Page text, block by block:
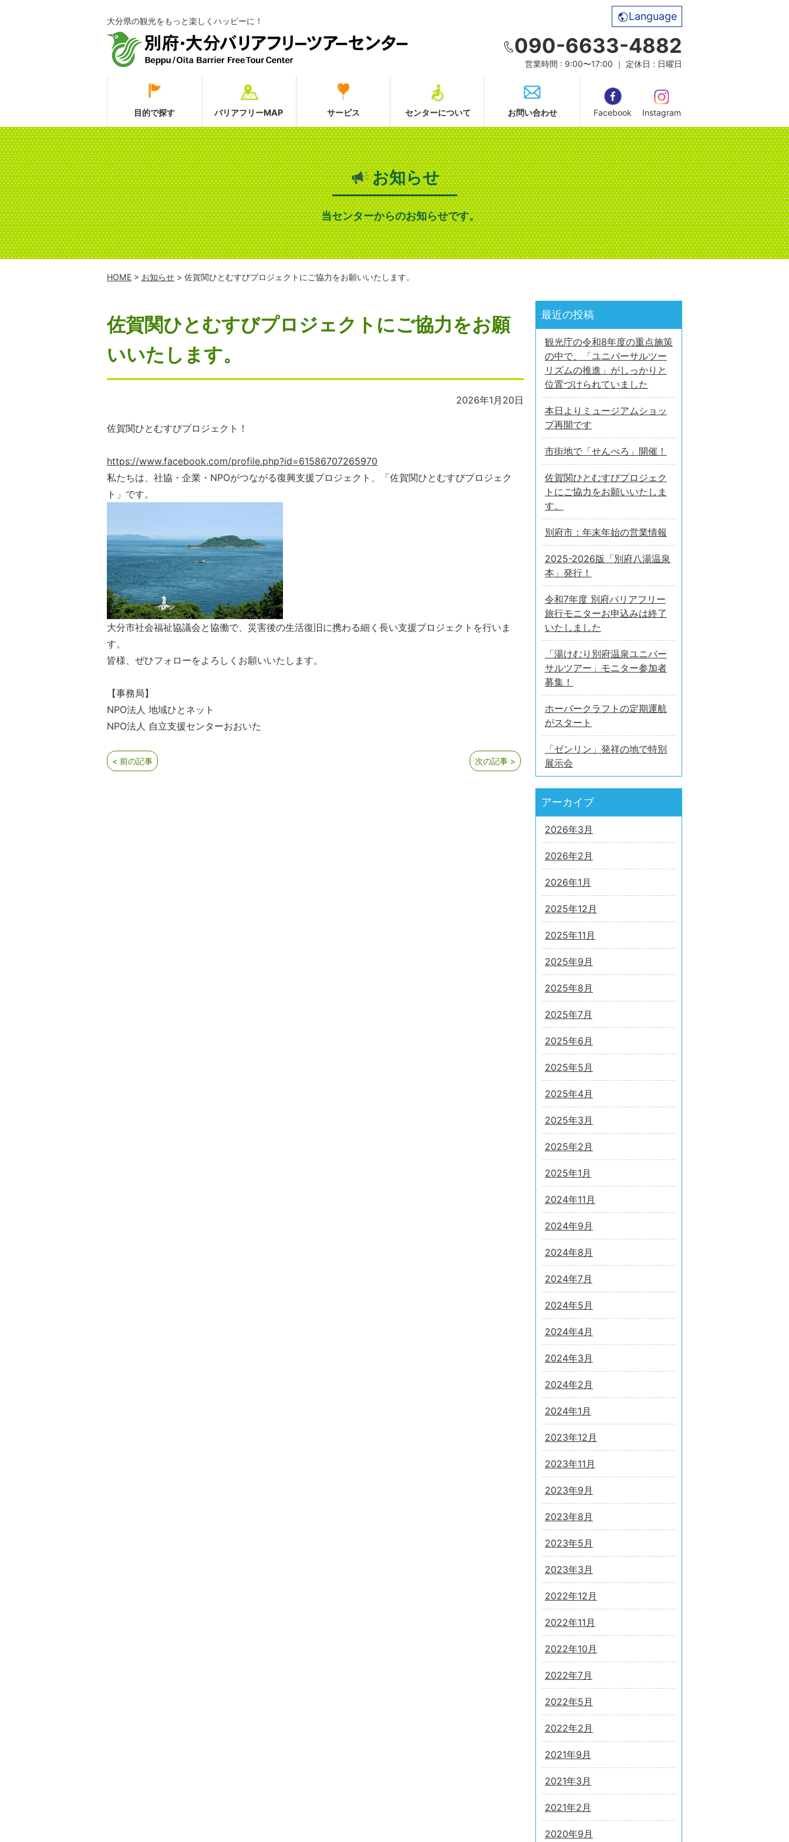
大分県の観光をもっと楽しくハッピーに！ Language
090-6633-4882
営業時間 : 9:00〜17:00 ｜ 定休日 : 日曜日
目的で探す バリアフリーMAP サービス センターについて お問い合わせ Facebook Instagram
お知らせ
当センターからのお知らせです。
HOME > お知らせ > 佐賀関ひとむすびプロジェクトにご協力をお願いいたします。
佐賀関ひとむすびプロジェクトにご協力をお願
いいたします。
2026年1月20日
佐賀関ひとむすびプロジェクト！
https://www.facebook.com/profile.php?id=61586707265970
私たちは、社協・企業・NPOがつながる復興支援プロジェクト、「佐賀関ひとむすびプロジェク
ト」です。
大分市社会福祉協議会と協働で、災害後の生活復旧に携わる細く長い支援プロジェクトを行いま
す。
皆様、ぜひフォローをよろしくお願いいたします。
【事務局】
NPO法人 地域ひとネット
NPO法人 自立支援センターおおいた
次の記事 >
< 前の記事
最近の投稿
観光庁の令和8年度の重点施策
の中で、「ユニバーサルツー
リズムの推進」がしっかりと
位置づけられていました
本日よりミュージアムショッ
プ再開です
市街地で「せんべろ」開催！
佐賀関ひとむすびプロジェク
トにご協力をお願いいたしま
す。
別府市：年末年始の営業情報
2025-2026版「別府八湯温泉
本」発行！
令和7年度 別府バリアフリー
旅行モニターお申込みは終了
いたしました
「湯けむり別府温泉ユニバー
サルツアー」モニター参加者
募集！
ホーバークラフトの定期運航
がスタート
「ゼンリン」発祥の地で特別
展示会
アーカイブ
2026年3月
2026年2月
2026年1月
2025年12月
2025年11月
2025年9月
2025年8月
2025年7月
2025年6月
2025年5月
2025年4月
2025年3月
2025年2月
2025年1月
2024年11月
2024年9月
2024年8月
2024年7月
2024年5月
2024年4月
2024年3月
2024年2月
2024年1月
2023年12月
2023年11月
2023年9月
2023年8月
2023年5月
2023年3月
2022年12月
2022年11月
2022年10月
2022年7月
2022年5月
2022年2月
2021年9月
2021年3月
2021年2月
2020年9月